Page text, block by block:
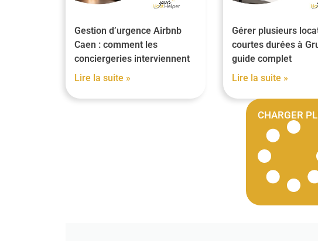
Gestion d’urgence Airbnb
Caen : comment les
conciergeries interviennent
Lire la suite »
Gérer plusieurs
courtes durées à
guide complet
Lire la suite »
CHARGER